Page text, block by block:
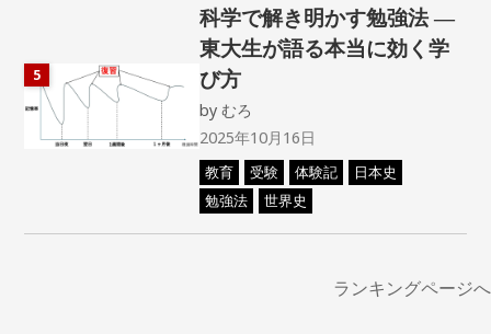
5
科学で解き明かす勉強法 ―
東大生が語る本当に効く学
び方
byむろ
2025年10月16日
教育 受験 体験記
日本史
勉強法
世界史
ランキングページへ